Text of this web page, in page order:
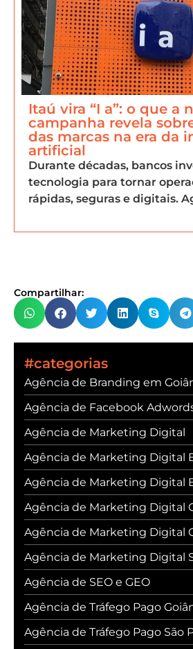
Itaú vira “I a”: o que a
campanha revela
das marcas na era da
artificial
Durante décadas, bancos
tecnologia para tornar
rápidas, seguras e digitais.
Compartilhar:
#categorias
Agência de Branding em
Agência de Facebook
Agência de Marketing Digital
Agência de Marketing Digital
Agência de Marketing Digital
Agência de Marketing Digital
Agência de Marketing Digital
Agência de Marketing Digital
Agência de SEO e GEO
Agência de Tráfego Pago
Agência de Tráfego Pago São